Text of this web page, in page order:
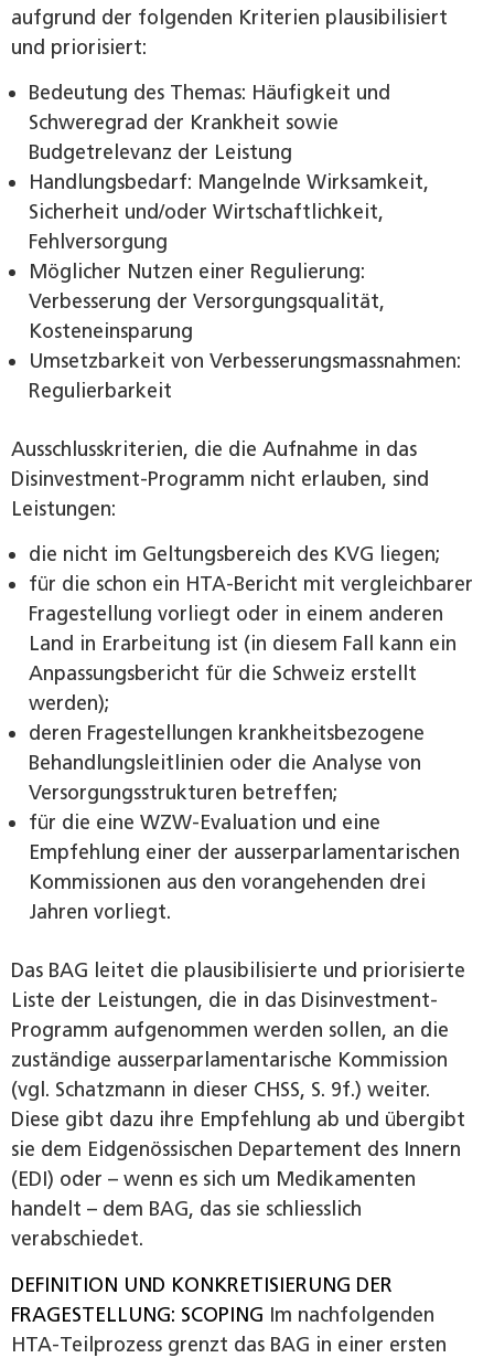
aufgrund der folgenden Kriterien plausibilisiert
und priorisiert:
Bedeutung des Themas: Häufigkeit und
Schweregrad der Krankheit sowie
Budgetrelevanz der Leistung
Handlungsbedarf: Mangelnde Wirksamkeit,
Sicherheit und/oder Wirtschaftlichkeit,
Fehlversorgung
Möglicher Nutzen einer Regulierung:
Verbesserung der Versorgungsqualität,
Kosteneinsparung
Umsetzbarkeit von Verbesserungsmassnahmen:
Regulierbarkeit
Ausschlusskriterien, die die Aufnahme in das
Disinvestment-Programm nicht erlauben, sind
Leistungen:
die nicht im Geltungsbereich des KVG liegen;
für die schon ein HTA-Bericht mit vergleichbarer
Fragestellung vorliegt oder in einem anderen
Land in Erarbeitung ist (in diesem Fall kann ein
Anpassungsbericht für die Schweiz erstellt
werden);
deren Fragestellungen krankheitsbezogene
Behandlungsleitlinien oder die Analyse von
Versorgungsstrukturen ­betreffen;
für die eine WZW-Evaluation und eine
Empfehlung einer der ausserparlamentarischen
Kommissionen aus den vorangehenden drei
Jahren vorliegt.
Das BAG leitet die plausibilisierte und priorisierte
Liste der Leistungen, die in das Disinvestment-
Programm aufgenommen werden sollen, an die
zuständige ausserparlamentarische Kommission
(vgl. Schatzmann in dieser CHSS, S. 9f.) weiter.
Diese gibt dazu ihre Empfehlung ab und übergibt
sie dem Eidgenössischen Departement des Innern
(EDI) oder – wenn es sich um Medikamenten
handelt – dem BAG, das sie schliesslich
verabschiedet.
DEFINITION UND KONKRETISIERUNG DER
FRAGESTELLUNG: SCOPING Im nachfolgenden
HTA-Teilprozess grenzt das BAG in einer ersten